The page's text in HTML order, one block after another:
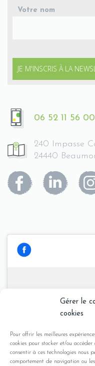
Gérer le
cookies
Pour offrir les meilleures
cookies pour stocker et/ou
consentir à ces technologies nous
comportement de navigation ou
Votre nom
06 52 11 56 00
240 Impasse
24440
Cliquez
marketing